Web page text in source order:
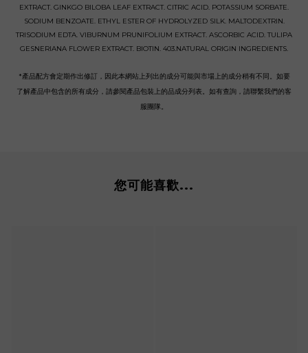
EXTRACT. GINKGO BILOBA LEAF EXTRACT. CITRIC ACID. POTASSIUM SORBATE.
SODIUM BENZOATE. ETHYL ESTER OF HYDROLYZED SILK. MALTODEXTRIN.
TRISODIUM EDTA. VIBURNUM PRUNIFOLIUM EXTRACT. ASCORBIC ACID. TULIPA
GESNERIANA FLOWER EXTRACT. BIOTIN. 403.NATURAL ORIGIN INGREDIENTS.
*產品配方會定期作出修訂，因此本網站上列出的成分可能與市場上的成分稍有不同。如要
了解產品中包含的所有成分，請參閱產品包裝上的品成分列表。如有查詢，請聯繫我們的客
服團隊。
您可能喜歡...